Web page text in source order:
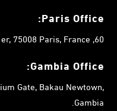
Paris Office:
60, rue François 1er, 75008 Paris, France.
Gambia Office:
Gate, Bakau Newtown,
Gambia.